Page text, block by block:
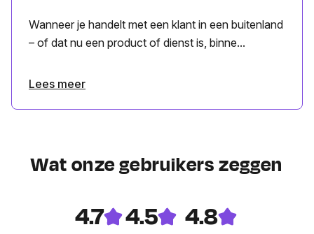
Wanneer je handelt met een klant in een buitenland
– of dat nu een product of dienst is, binne...
Lees meer
Wat onze gebruikers zeggen
4.7 4.5 4.8